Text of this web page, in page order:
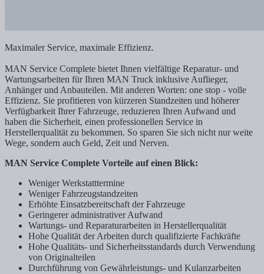
Maximaler Service, maximale Effizienz.
MAN Service Complete bietet Ihnen vielfältige Reparatur- und
Wartungsarbeiten für Ihren MAN Truck inklusive Auflieger,
Anhänger und Anbauteilen. Mit anderen Worten: one stop - volle
Effizienz. Sie profitieren von kürzeren Standzeiten und höherer
Verfügbarkeit Ihrer Fahrzeuge, reduzieren Ihren Aufwand und
haben die Sicherheit, einen professionellen Service in
Herstellerqualität zu bekommen. So sparen Sie sich nicht nur weite
Wege, sondern auch Geld, Zeit und Nerven.
MAN Service Complete Vorteile auf einen Blick:
Weniger Werkstatttermine
Weniger Fahrzeugstandzeiten
Erhöhte Einsatzbereitschaft der Fahrzeuge
Geringerer administrativer Aufwand
Wartungs- und Reparaturarbeiten in Herstellerqualität
Hohe Qualität der Arbeiten durch qualifizierte Fachkräfte
Hohe Qualitäts- und Sicherheitsstandards durch Verwendung
von Originalteilen
Durchführung von Gewährleistungs- und Kulanzarbeiten